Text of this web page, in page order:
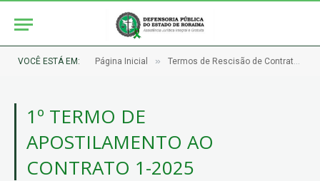
VOCÊ ESTÁ EM: Página Inicial » Termos de Rescisão de Contratos e Apostilamentos
1º TERMO DE
APOSTILAMENTO AO
CONTRATO 1-2025